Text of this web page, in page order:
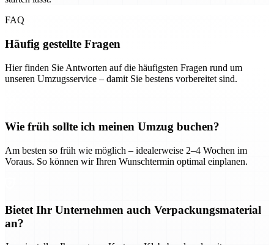
FAQ
Häufig gestellte Fragen
Hier finden Sie Antworten auf die häufigsten Fragen rund um
unseren Umzugsservice – damit Sie bestens vorbereitet sind.
Wie früh sollte ich meinen Umzug buchen?
Am besten so früh wie möglich – idealerweise 2–4 Wochen im
Voraus. So können wir Ihren Wunschtermin optimal einplanen.
Bietet Ihr Unternehmen auch Verpackungsmaterial
an?